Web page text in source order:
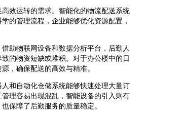
效运转的需求。智能化的物流配送系统
的管理流程，企业能够优化资源配置，
助物联网设备和数据分析平台，后勤人
的物资短缺或堆积。对于办公楼中的日
，确保配送的高效与精准。
和自动化仓储系统能够快速处理大量订
理容易出现混乱，智能设备的引入则有
保障了后勤服务的质量稳定。